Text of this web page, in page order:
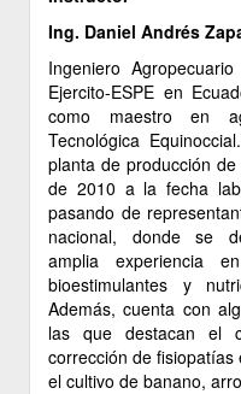
Ing. Daniel Andrés
Ingeniero
Ejercito-ESPE en
como maestro en
Tecnológica
planta de producción
de 2010 a la fecha
pasando de
nacional, donde se
amplia experiencia
bioestimulantes y
Además, cuenta con
las que destacan el
corrección de fisiopatías
el cultivo de banano,